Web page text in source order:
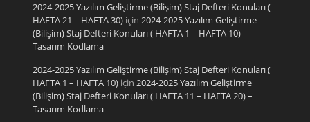
2024-2025 Yazılım Geliştirme (Bilişim) Staj Defteri Konuları (
HAFTA 21 – HAFTA 30)için 2024-2025 Yazılım Geliştirme
(Bilişim) Staj Defteri Konuları ( HAFTA 1 – HAFTA 10) –
Tasarım Kodlama
2024-2025 Yazılım Geliştirme (Bilişim) Staj Defteri Konuları (
HAFTA 1 – HAFTA 10)için 2024-2025 Yazılım Geliştirme
(Bilişim) Staj Defteri Konuları ( HAFTA 11 – HAFTA 20) –
Tasarım Kodlama